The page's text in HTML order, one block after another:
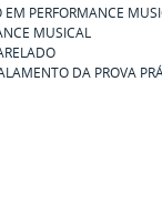
PERFORMANCE
MUSICAL
DA PROVA